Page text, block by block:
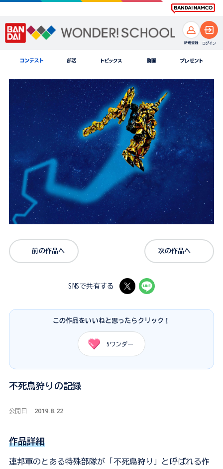
前の作品へ 次の作品へ
SNSで共有する
この作品をいいねと思ったらクリック！
5 ワンダー
不死鳥狩りの記録
公開日 2019.8.22
作品詳細
連邦軍のとある特殊部隊が「不死鳥狩り」と呼ばれる作